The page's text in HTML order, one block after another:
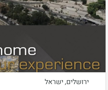
ירושלים, ישראל